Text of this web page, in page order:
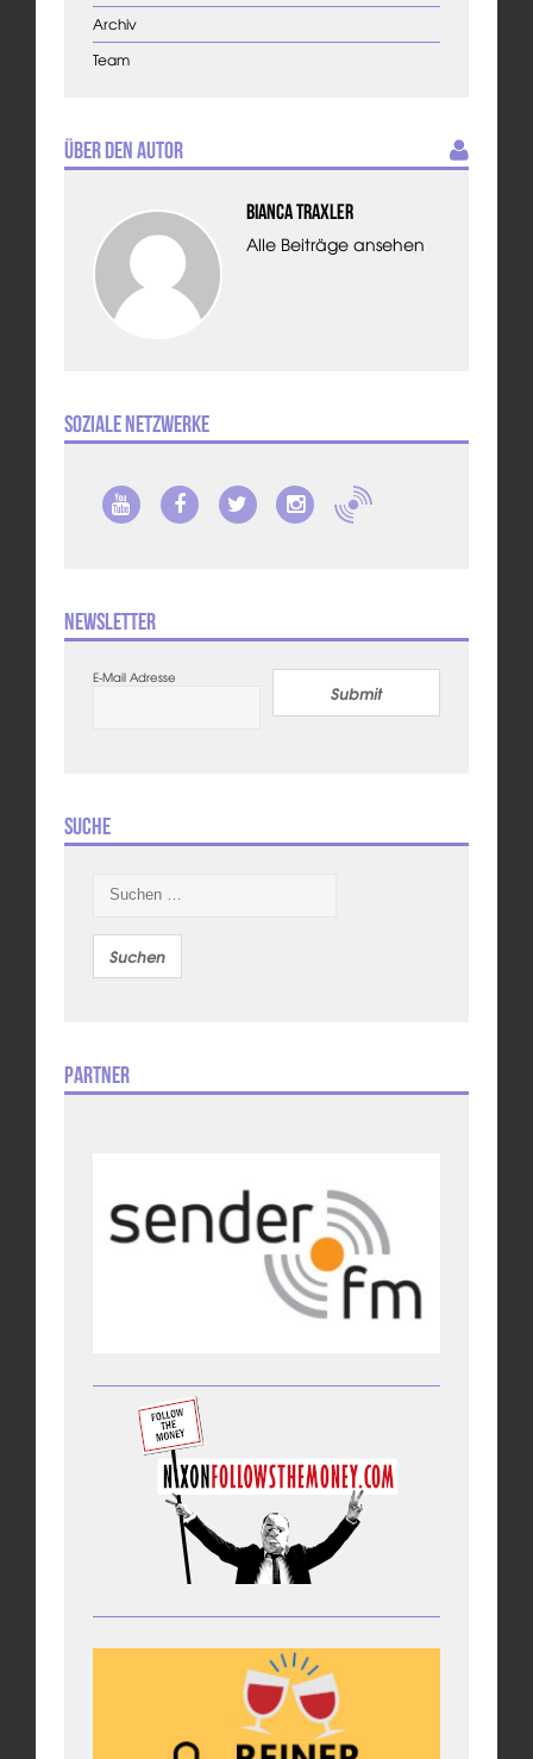
Archiv
Team
Über den Autor
Bianca Traxler
Alle Beiträge ansehen
Soziale Netzwerke
Newsletter
E-Mail Adresse
Submit
Suche
nach:
Partner